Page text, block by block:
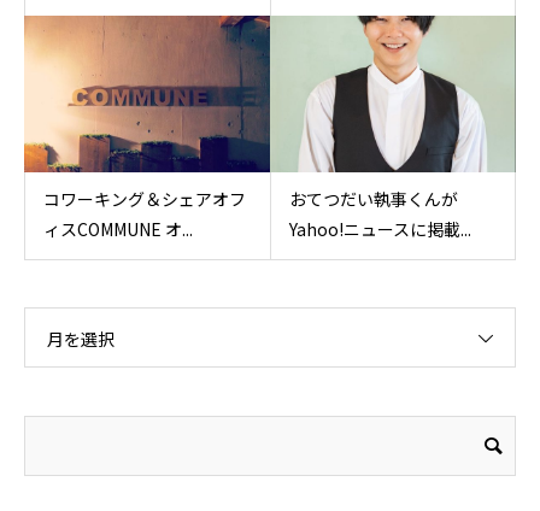
コワーキング＆シェアオフ
ィスCOMMUNE オ...
おてつだい執事くんが
Yahoo!ニュースに掲載...
月を選択